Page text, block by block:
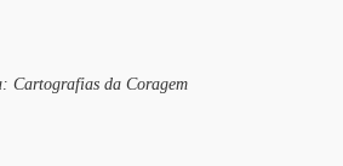
Cartografias da Coragem